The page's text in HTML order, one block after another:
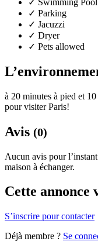
✓ Swimming Pool
✓ Parking
✓ Jacuzzi
✓ Dryer
✓ Pets allowed
à 20 minutes à pied et
pour visiter Paris!
Avis (0)
Aucun avis pour
maison à échanger.
Cette annonce
S’inscrire pour contacter
Déjà membre ? Se